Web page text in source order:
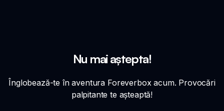
Nu mai aștepta!
Înglobează-te în aventura Foreverbox acum. Provocări
palpitante te așteaptă!